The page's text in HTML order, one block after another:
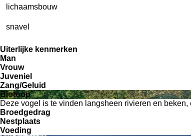
lichaamsbouw
snavel
Uiterlijke kenmerken
Man
Vrouw
Juveniel
Zang/Geluid
Biotoop
Deze vogel is te vinden langsheen rivieren en
Broedgedrag
Nestplaats
Voeding